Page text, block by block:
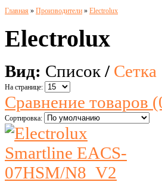
Главная » Производители » Electrolux
Electrolux
Вид: Список / Сетка
На странице:
Сравнение товаров
Сортировка: